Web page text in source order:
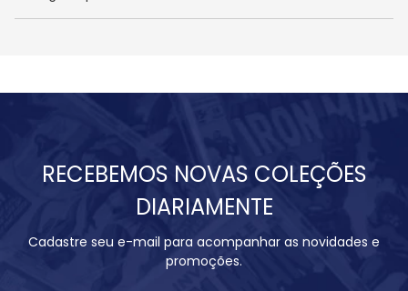
RECEBEMOS NOVAS COLEÇÕES
DIARIAMENTE
Cadastre seu e-mail para acompanhar as novidades e
promoções.